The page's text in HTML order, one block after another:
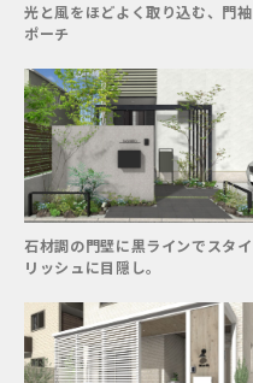
光と風をほどよく取り込む、門袖
ポーチ
石材調の門壁に黒ラインでスタイ
リッシュに目隠し。